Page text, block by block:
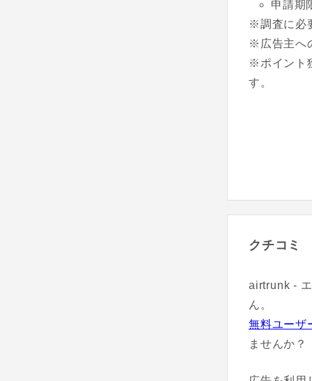
申請期
※調査に必
※広告主へ
※ポイント
す。
クチコミ
airtrunk -
ん。
無料ユーザ
ませんか？